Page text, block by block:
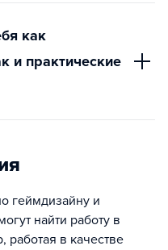
как
и практические
геймдизайну и
найти работу в
работая в качестве